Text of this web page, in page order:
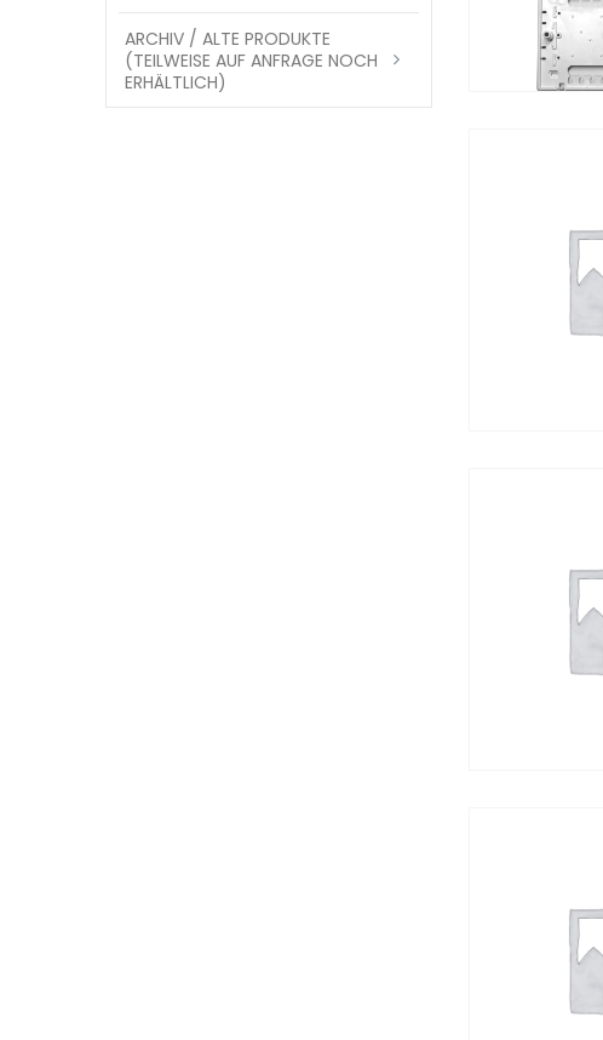
ARCHIV / ALTE PRODUKTE
(TEILWEISE AUF ANFRAGE NOCH
ERHÄLTLICH)